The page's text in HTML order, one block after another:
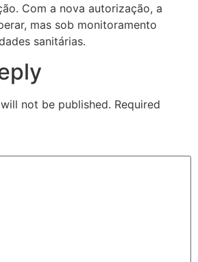
Com a nova autorização, a
mas sob monitoramento
sanitárias.
not be published. Required